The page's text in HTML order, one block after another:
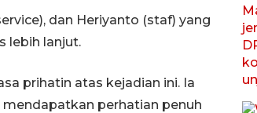
dan Heriyanto (staf) yang
lebih lanjut.
prihatin atas kejadian ini. Ia
perhatian penuh